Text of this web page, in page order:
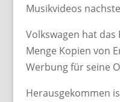
Musikvideos
Volkswagen hat das
Menge Kopien von
Werbung für seine
Herausgekommen